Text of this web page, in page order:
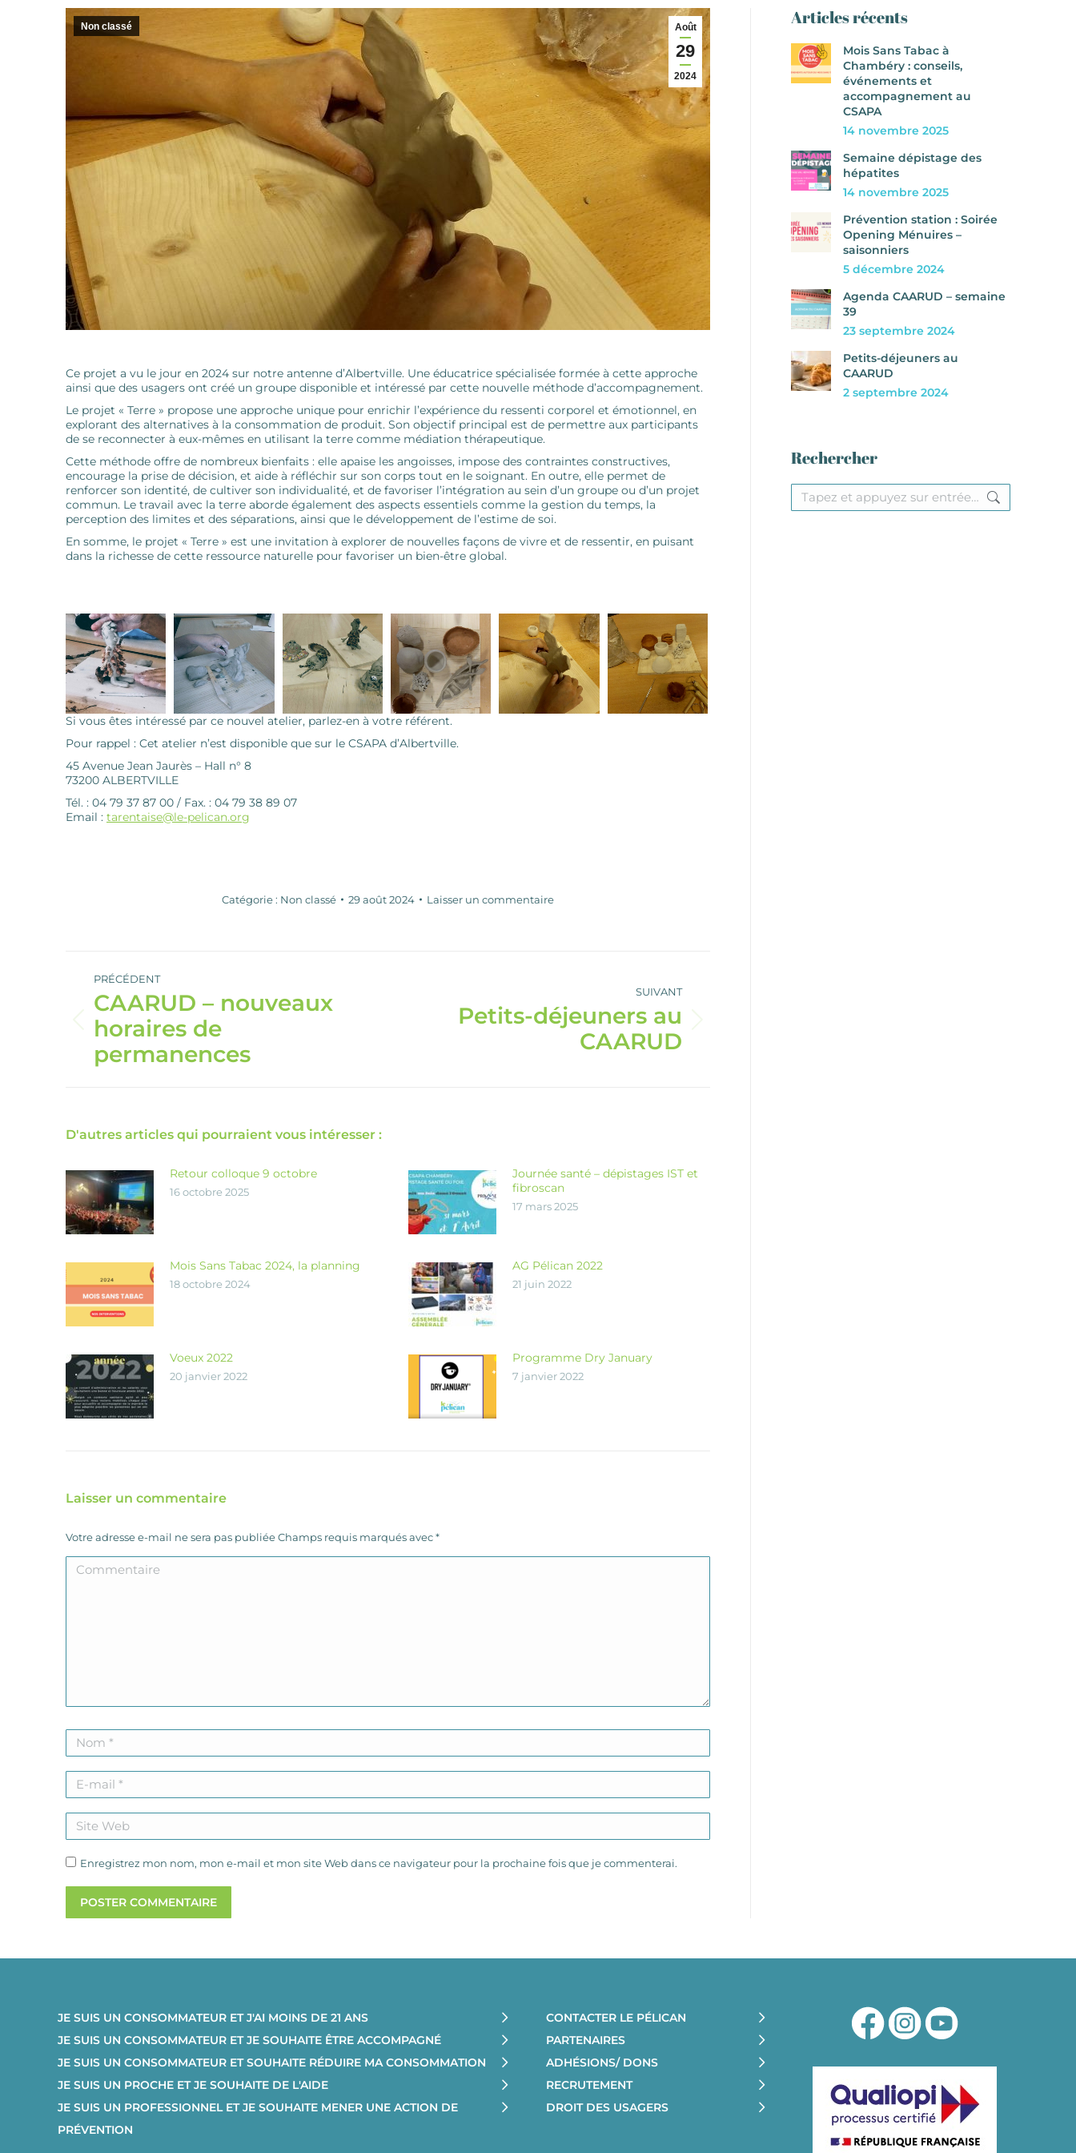
Août
29
2024
Non classé
Ce projet a vu le jour en 2024 sur notre antenne d’Albertville. Une éducatrice spécialisée formée à cette approche
ainsi que des usagers ont créé un groupe disponible et intéressé par cette nouvelle méthode d’accompagnement.
Le projet « Terre » propose une approche unique pour enrichir l’expérience du ressenti corporel et émotionnel, en
explorant des alternatives à la consommation de produit. Son objectif principal est de permettre aux participants
de se reconnecter à eux-mêmes en utilisant la terre comme médiation thérapeutique.
Cette méthode offre de nombreux bienfaits : elle apaise les angoisses, impose des contraintes constructives,
encourage la prise de décision, et aide à réfléchir sur son corps tout en le soignant. En outre, elle permet de
renforcer son identité, de cultiver son individualité, et de favoriser l’intégration au sein d’un groupe ou d’un projet
commun. Le travail avec la terre aborde également des aspects essentiels comme la gestion du temps, la
perception des limites et des séparations, ainsi que le développement de l’estime de soi.
En somme, le projet « Terre » est une invitation à explorer de nouvelles façons de vivre et de ressentir, en puisant
dans la richesse de cette ressource naturelle pour favoriser un bien-être global.
Si vous êtes intéressé par ce nouvel atelier, parlez-en à votre référent.
Pour rappel : Cet atelier n’est disponible que sur le CSAPA d’Albertville.
45 Avenue Jean Jaurès – Hall n° 8
73200 ALBERTVILLE
Tél. : 04 79 37 87 00 / Fax. : 04 79 38 89 07
Email : tarentaise@le-pelican.org
Catégorie : Non classé 29 août 2024 Laisser un commentaire
article
PRÉCÉDENT
Article
précédent
CAARUD – nouveaux
horaires de
permanences
SUIVANT
Petits-déjeuners au
CAARUD
D'autres articles qui pourraient vous intéresser :
Retour colloque 9 octobre
16 octobre 2025
Journée santé – dépistages IST et
fibroscan
17 mars 2025
Mois Sans Tabac 2024, la planning
18 octobre 2024
AG Pélican 2022
21 juin 2022
Voeux 2022
20 janvier 2022
Programme Dry January
7 janvier 2022
Laisser un commentaire
Votre adresse e-mail ne sera pas publiée Champs requis marqués avec*
Commentaire
Nom *
E-mail *
Site Web
Enregistrez mon nom, mon e-mail et mon site Web dans ce navigateur pour la prochaine fois que je commenterai.
POSTER COMMENTAIRE
Articles récents
Mois Sans Tabac à
Chambéry : conseils,
événements et
accompagnement au
CSAPA
14 novembre 2025
Semaine dépistage des
hépatites
14 novembre 2025
Prévention station : Soirée
Opening Ménuires –
saisonniers
5 décembre 2024
Agenda CAARUD – semaine
39
23 septembre 2024
Petits-déjeuners au
CAARUD
2 septembre 2024
Rechercher
Recherche
JE SUIS UN CONSOMMATEUR ET J'AI MOINS DE 21 ANS
JE SUIS UN CONSOMMATEUR ET JE SOUHAITE ÊTRE ACCOMPAGNÉ
JE SUIS UN CONSOMMATEUR ET SOUHAITE RÉDUIRE MA CONSOMMATION
JE SUIS UN PROCHE ET JE SOUHAITE DE L'AIDE
JE SUIS UN PROFESSIONNEL ET JE SOUHAITE MENER UNE ACTION DE
PRÉVENTION
CONTACTER LE PÉLICAN
PARTENAIRES
ADHÉSIONS/ DONS
RECRUTEMENT
DROIT DES USAGERS